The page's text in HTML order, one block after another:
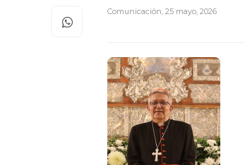
Comunicación 25 mayo, 2026